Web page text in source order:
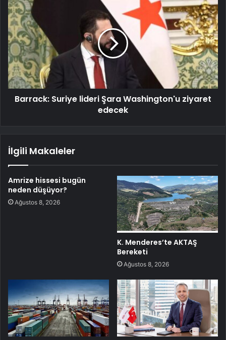
Barrack: Suriye lideri Şara Washington'u ziyaret
edecek
İlgili Makaleler
Amrize hissesi bugün
neden düşüyor?
Ağustos 8, 2026
K. Menderes’te AKTAŞ
Bereketi
Ağustos 8, 2026